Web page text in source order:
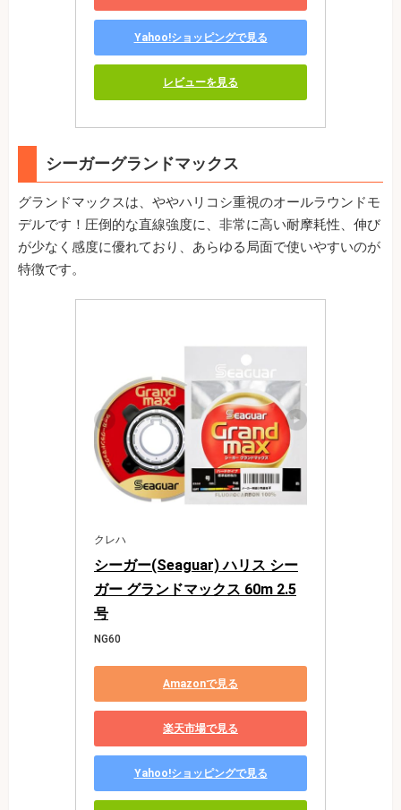
Yahoo!ショッピングで見る
レビューを見る
シーガーグランドマックス
グランドマックスは、ややハリコシ重視のオールラウンドモ
デルです！圧倒的な直線強度に、非常に高い耐摩耗性、伸び
が少なく感度に優れており、あらゆる局面で使いやすいのが
特徴です。
クレハ
シーガー(Seaguar) ハリス シー
ガー グランドマックス 60m 2.5
号
NG60
Amazonで見る
楽天市場で見る
Yahoo!ショッピングで見る